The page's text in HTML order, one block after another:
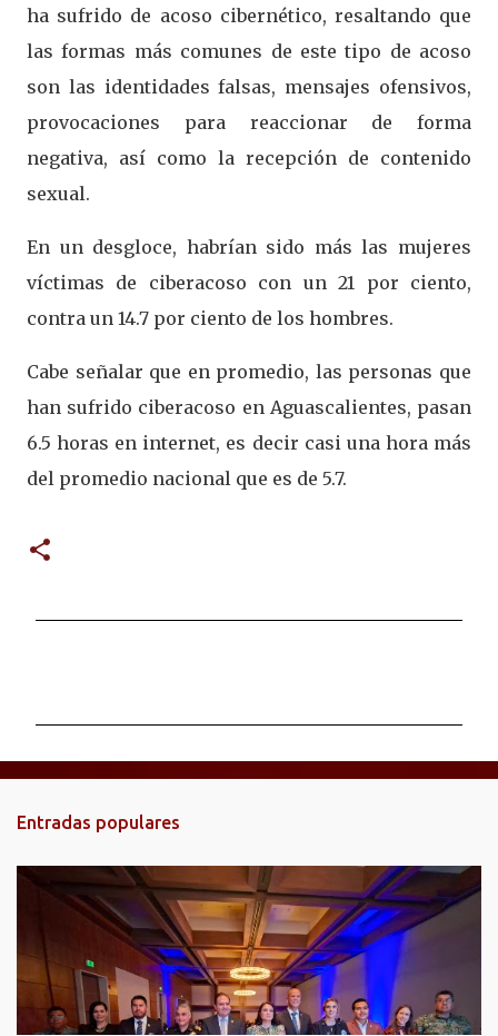
ha sufrido de acoso cibernético, resaltando que
las formas más comunes de este tipo de acoso
son las identidades falsas, mensajes ofensivos,
provocaciones para reaccionar de forma
negativa, así como la recepción de contenido
sexual.
En un desgloce, habrían sido más las mujeres
víctimas de ciberacoso con un 21 por ciento,
contra un 14.7 por ciento de los hombres.
Cabe señalar que en promedio, las personas que
han sufrido ciberacoso en Aguascalientes, pasan
6.5 horas en internet, es decir casi una hora más
del promedio nacional que es de 5.7.
n
t
s
Entradas populares